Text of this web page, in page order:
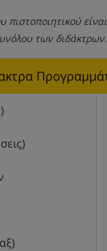
πιστοποιητικού
των διδάκτρων.